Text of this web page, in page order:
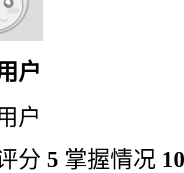
户
户
分 5 掌握情况